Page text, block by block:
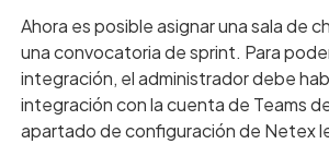
Ahora es posible asignar una sala de
una convocatoria de sprint. Para
integración, el administrador debe
integración con la cuenta de Teams
apartado de configuración de Netex